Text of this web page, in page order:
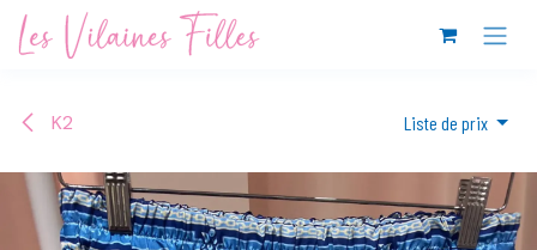
Se rendre au contenu
K2 Liste de prix